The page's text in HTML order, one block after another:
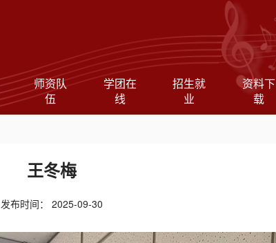
师资队
伍
学团在
线
招生就
业
资料下
载
王冬梅
发布时间： 2025-09-30